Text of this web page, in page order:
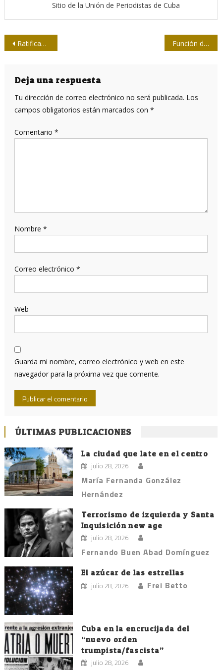
Sitio de la Unión de Periodistas de Cuba
Navegación
entradas
Ratifican periodistas al norte de Camagüey compromiso con la patria Función de la crítica
Deja una respuesta
Tu dirección de correo electrónico no será publicada. Los
campos obligatorios están marcados con *
Comentario *
Nombre *
Correo electrónico *
Web
Guarda mi nombre, correo electrónico y web en este
navegador para la próxima vez que comente.
ÚLTIMAS PUBLICACIONES
La ciudad que late en el centro
julio 28, 2026
María Fernanda González
Hernández
Terrorismo de izquierda y Santa
Inquisición new age
julio 28, 2026
Fernando Buen Abad Domínguez
El azúcar de las estrellas
julio 28, 2026 Frei Betto
Cuba en la encrucijada del
“nuevo orden
trumpista/fascista”
julio 28, 2026